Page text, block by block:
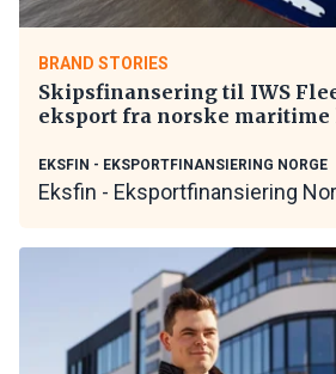
BRAND STORIES
Skipsfinansering til IWS
eksport fra norske
EKSFIN - EKSPORTFINANSIERING NORGE
Eksfin - Eksportfinansiering